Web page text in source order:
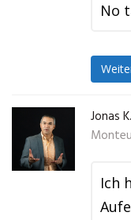
No
Jonas K.
Ich